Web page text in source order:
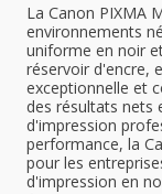
La Canon PIXMA
environnements
uniforme en noir
réservoir d'encre,
exceptionnelle et
des résultats nets
d'impression
performance, la
pour les
d'impression en